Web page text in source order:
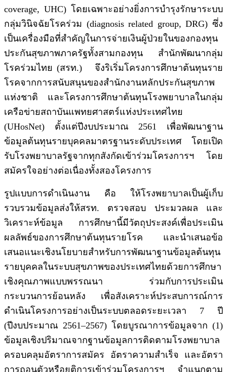
coverage, UHC) โดยเฉพาะอย่างยิ่งการบำรุงรักษาระบบ
กลุ่มวินิจฉัยโรคร่วม (diagnosis related group, DRG) ซึ่ง
เป็นเครื่องมือที่สำคัญในการจ่ายเงินผู้ป่วยในของกองทุน
ประกันสุขภาพภาครัฐทั้งสามกองทุน สำนักพัฒนากลุ่ม
โรคร่วมไทย (สรท.) จึงริเริ่มโครงการศึกษาต้นทุนราย
โรคจากการสนับสนุนของสำนักงานหลักประกันสุขภาพ
แห่งชาติ และโครงการศึกษาต้นทุนโรงพยาบาลในกลุ่ม
เครือข่ายสถาบันแพทยศาสตร์แห่งประเทศไทย
(UHosNet) ตั้งแต่ปีงบประมาณ 2561 เพื่อพัฒนาฐาน
ข้อมูลต้นทุนรายบุคคลมาตรฐานระดับประเทศ โดยเปิด
รับโรงพยาบาลรัฐจากทุกสังกัดเข้าร่วมโครงการฯ โดย
สมัครใจอย่างต่อเนื่องทั้งสองโครงการ
รูปแบบการดำเนินงาน คือ ให้โรงพยาบาลเป็นผู้เก็บ
รวบรวมข้อมูลส่งให้สรท. ตรวจสอบ ประมวลผล และ
วิเคราะห์ข้อมูล การศึกษานี้มีวัตถุประสงค์เพื่อประเมิน
ผลลัพธ์ของการศึกษาต้นทุนรายโรค และนำเสนอข้อ
เสนอแนะเชิงนโยบายสำหรับการพัฒนาฐานข้อมูลต้นทุน
รายบุคคลในระบบสุขภาพของประเทศไทยด้วยการศึกษา
เชิงคุณภาพแบบพรรณนา ร่วมกับการประเมิน
กระบวนการย้อนหลัง เพื่อสังเคราะห์ประสบการณ์การ
ดำเนินโครงการอย่างเป็นระบบตลอดระยะเวลา 7 ปี
(ปีงบประมาณ 2561–2567) โดยบูรณาการข้อมูลจาก (1)
ข้อมูลเชิงปริมาณจากฐานข้อมูลการติดตามโรงพยาบาล
ครอบคลุมอัตราการสมัคร อัตราความสำเร็จ และอัตรา
การถอนตัวหรือยุติการเข้าร่วมโครงการฯ จำแนกตาม